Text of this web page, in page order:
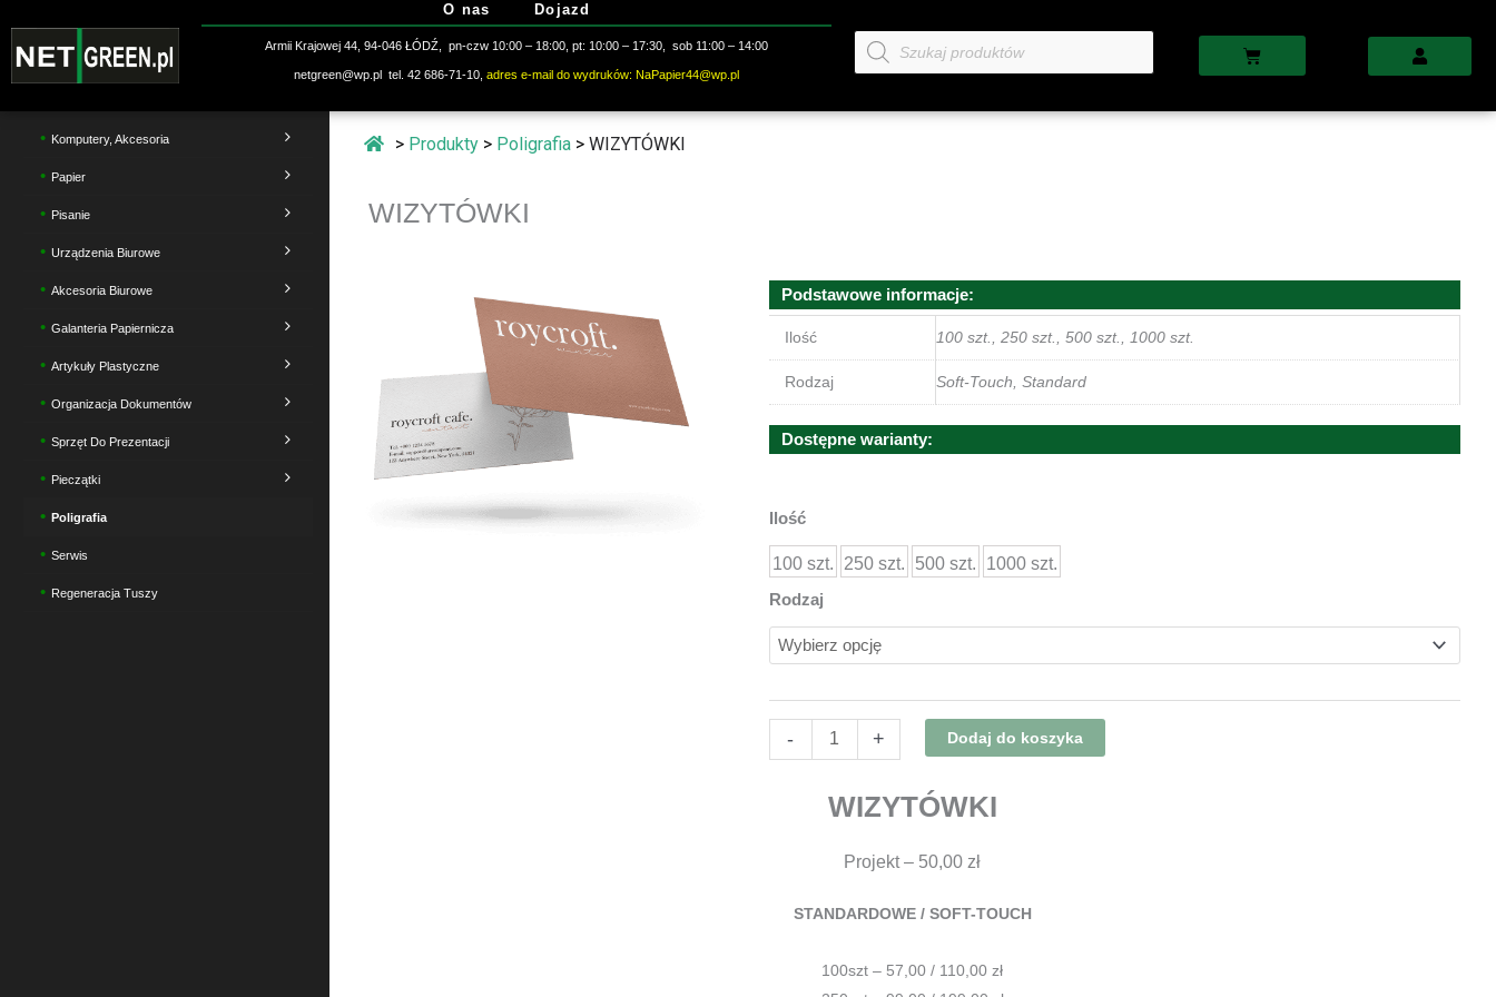
do
treści
O nas Dojazd
Armii Krajowej 44, 94-046 ŁÓDŹ, pn-czw 10:00 – 18:00, pt: 10:00 – 17:30, sob 11:00 – 14:00
netgreen@wp.pl tel. 42 686-71-10,adres e-mail do wydruków: NaPapier44@wp.pl
Wyszukiwarka
produktów
Cart
Komputery, Akcesoria
Papier
Pisanie
Urządzenia Biurowe
Akcesoria Biurowe
Galanteria Papiernicza
Artykuły Plastyczne
Organizacja Dokumentów
Sprzęt Do Prezentacji
Pieczątki
Poligrafia
Serwis
Regeneracja Tuszy
> Produkty > Poligrafia > WIZYTÓWKI
WIZYTÓWKI
Podstawowe informacje:
Ilość 100 szt., 250 szt., 500 szt., 1000 szt.
Rodzaj Soft-Touch, Standard
Dostępne warianty:
Ilość
100 szt. 250 szt. 500 szt.
1000 szt.
Rodzaj
-
ilość
WIZYTÓWKI
+ Dodaj do koszyka
WIZYTÓWKI
Projekt – 50,00 zł
STANDARDOWE / SOFT-TOUCH
100szt – 57,00 / 110,00 zł